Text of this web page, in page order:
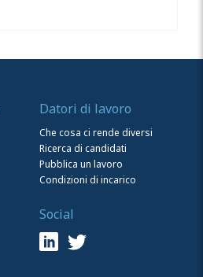
Datori di lavoro
Che cosa ci rende diversi
Ricerca di candidati
Pubblica un lavoro
Condizioni di incarico
Social